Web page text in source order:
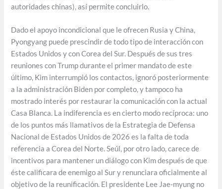
autoridades chinas), así permite concluirlo.
Dado el apoyo incondicional que le ofrecen Rusia y China,
Pyongyang puede prescindir de todo tipo de interacción con
Estados Unidos y con Corea del Sur. Después de sus tres
reuniones con Trump durante el primer mandato de este
último, Kim interrumpió los contactos, ignoró posteriormente
a la administración Biden por completo, y tampoco ha
mostrado interés por restaurar la comunicación con la actual
Casa Blanca. La indiferencia es en cierto modo recíproca: uno
de los puntos más llamativos de la Estrategia de Defensa
Nacional de Estados Unidos de 2026 es la falta de toda
referencia a Corea del Norte. Seúl, por otro lado, carece de
incentivos para mantener un diálogo con Kim después de que
éste calificara de enemigo al Sur y renunciara oficialmente al
objetivo de la reunificación. El presidente Lee Jae-myung no